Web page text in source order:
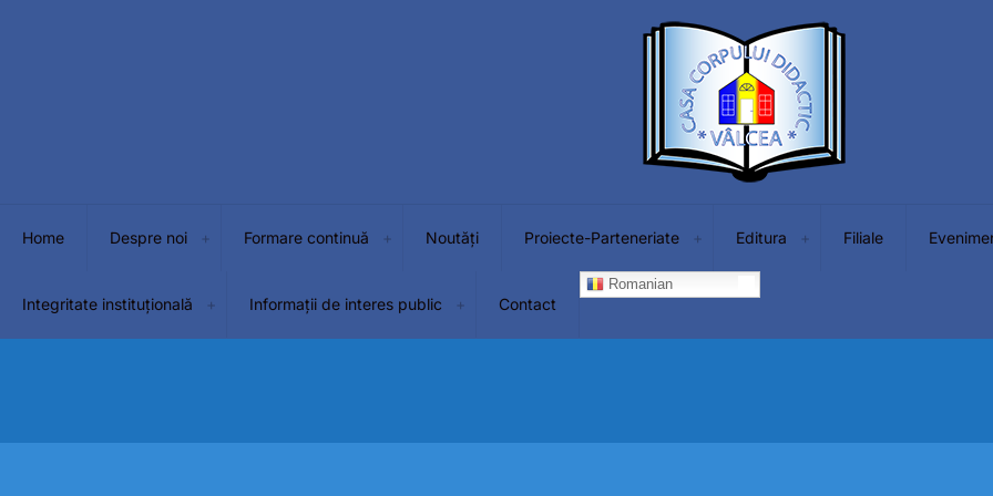
Home Despre noi Formare continuă Noutăți Proiecte-Parteneriate Editura Filiale
Integritate instituțională Informații de interes public Contact
Romanian